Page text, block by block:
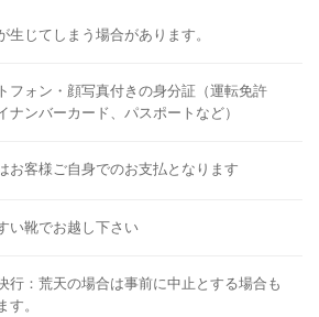
生じてしまう場合があります。
フォン・顔写真付きの身分証（運転免許
ナンバーカード、パスポートなど）
お客様ご自身でのお支払となります
い靴でお越し下さい
行：荒天の場合は事前に中止とする場合も
す。